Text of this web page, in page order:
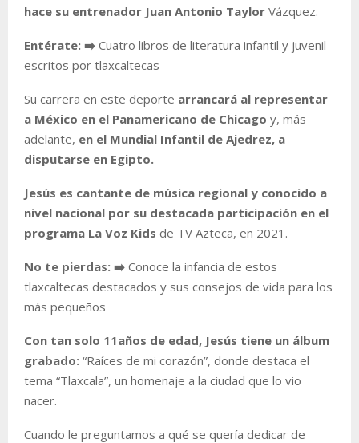
hace su entrenador Juan Antonio Taylor Vázquez.
Entérate: ➡️ Cuatro libros de literatura infantil y juvenil
escritos por tlaxcaltecas
Su carrera en este deporte arrancará al representar
a México en el Panamericano de Chicago y, más
adelante, en el Mundial Infantil de Ajedrez, a
disputarse en Egipto.
Jesús es cantante de música regional y conocido a
nivel nacional por su destacada participación en el
programa La Voz Kids de TV Azteca, en 2021.
No te pierdas: ➡️ Conoce la infancia de estos
tlaxcaltecas destacados y sus consejos de vida para los
más pequeños
Con tan solo 11años de edad, Jesús tiene un álbum
grabado: “Raíces de mi corazón”, donde destaca el
tema “Tlaxcala”, un homenaje a la ciudad que lo vio
nacer.
Cuando le preguntamos a qué se quería dedicar de